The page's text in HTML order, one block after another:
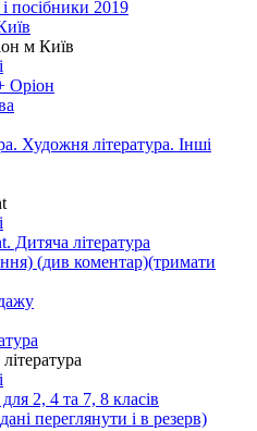
посібники 2019
м Київ
Оріон
Художня література. Інші
Дитяча література
(див коментар)(тримати
2, 4 та 7, 8 класів
переглянути і в резерв)